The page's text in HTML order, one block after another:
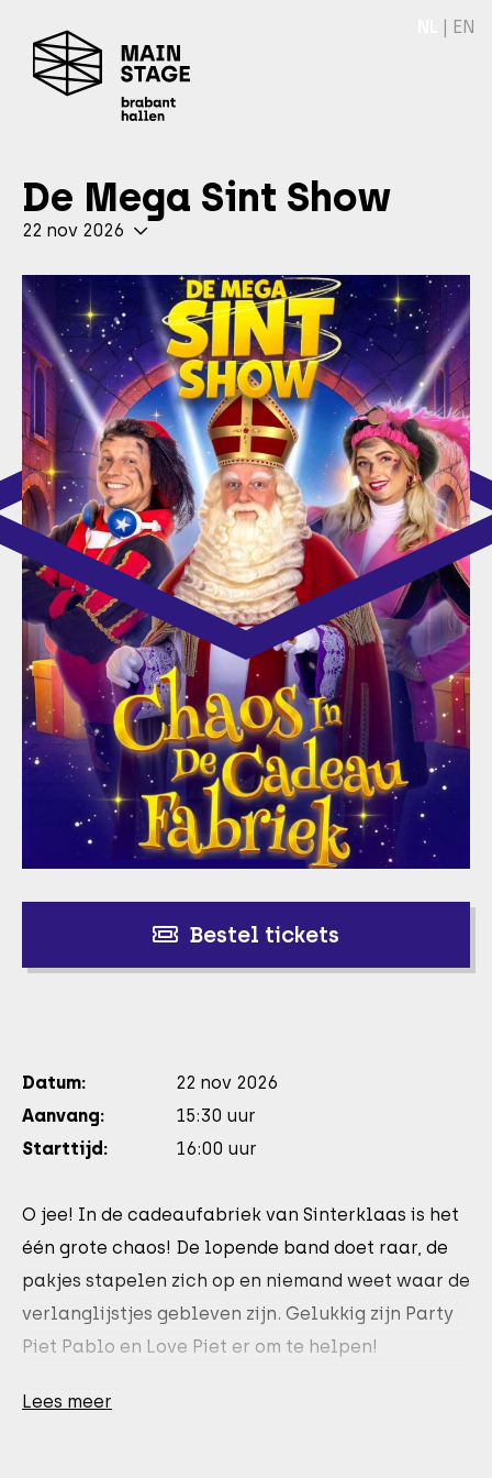
| EN
De Mega Sint Show
22 nov 2026
Bestel tickets
Datum:
22 nov 2026
Aanvang:
15:30 uur
Starttijd:
16:00 uur
O jee! In de cadeaufabriek van Sinterklaas is het
één grote chaos! De lopende band doet raar, de
pakjes stapelen zich op en niemand weet waar de
verlanglijstjes gebleven zijn. Gelukkig zijn Party
Piet Pablo en Love Piet er om te helpen!
Zing en dans mee met De Pieten Sinterklaas
Lees meer